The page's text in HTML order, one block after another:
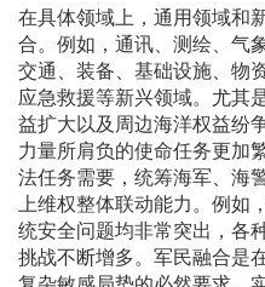
在具体领域上，通用领域和
合。例如，通讯、测绘、气
交通、装备、基础设施、物
应急救援等新兴领域。尤其
益扩大以及周边海洋权益纷
力量所肩负的使命任务更加
法任务需要，统筹海军、海
上维权整体联动能力。例如
统安全问题均非常突出，各
挑战不断增多。军民融合是